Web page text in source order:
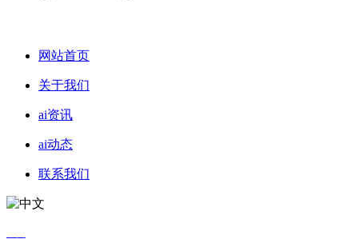
网站首页
关于我们
ai资讯
ai动态
联系我们